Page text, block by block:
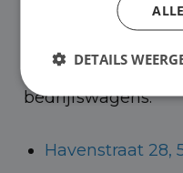
bedrijfswagens en
Helmond voor
bedrijfswagens.
Havenstraat 28,
DETAILS